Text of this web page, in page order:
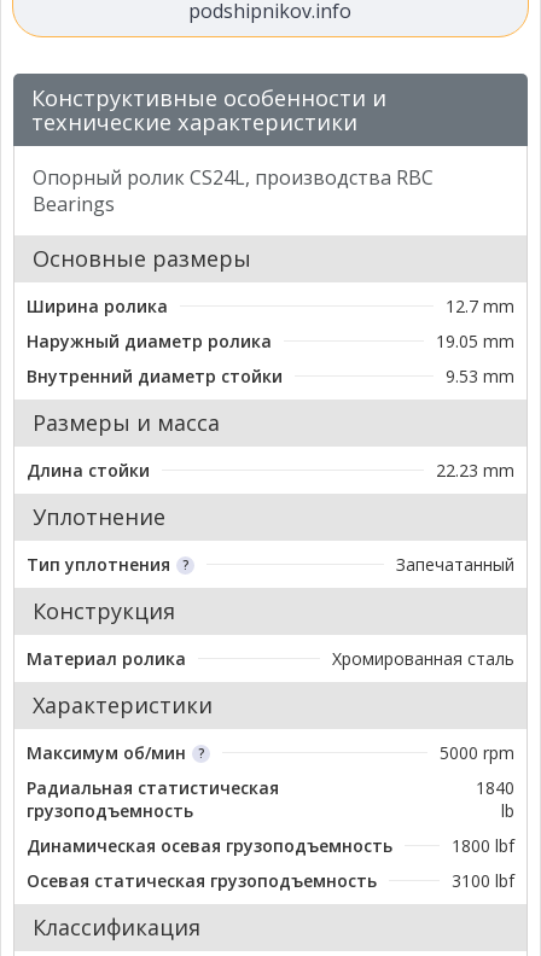
podshipnikov.info
Конструктивные особенности и
технические характеристики
Опорный ролик CS24L, производства RBC
Bearings
Основные размеры
Ширина ролика
12.7 mm
Наружный диаметр ролика
19.05 mm
Внутренний диаметр стойки
9.53 mm
Размеры и масса
Длина стойки 22.23 mm
Уплотнение
Тип уплотнения Запечатанный
Конструкция
Материал ролика Хромированная сталь
Характеристики
Максимум об/мин
5000 rpm
Радиальная статистическая
грузоподъемность
1840
lb
Динамическая осевая грузоподъемность
1800 lbf
Осевая статическая грузоподъемность
3100 lbf
Классификация